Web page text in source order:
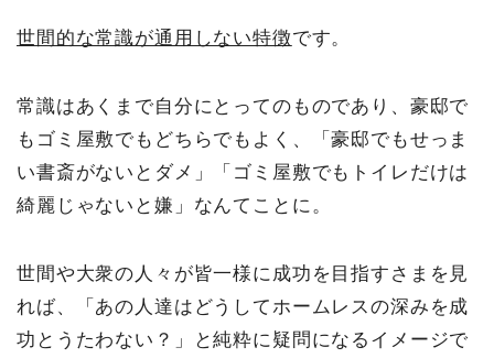
世間的な常識が通用しない特徴です。
常識はあくまで自分にとってのものであり、豪邸で
もゴミ屋敷でもどちらでもよく、「豪邸でもせっま
い書斎がないとダメ」「ゴミ屋敷でもトイレだけは
綺麗じゃないと嫌」なんてことに。
世間や大衆の人々が皆一様に成功を目指すさまを見
れば、「あの人達はどうしてホームレスの深みを成
功とうたわない？」と純粋に疑問になるイメージで